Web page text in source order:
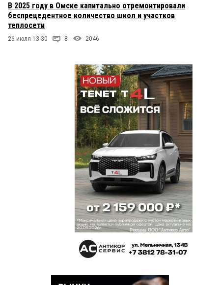
В 2025 году в Омске капитально отремонтировали
беспрецедентное количество школ и участков
теплосети
26 июля 13:30 8 2046